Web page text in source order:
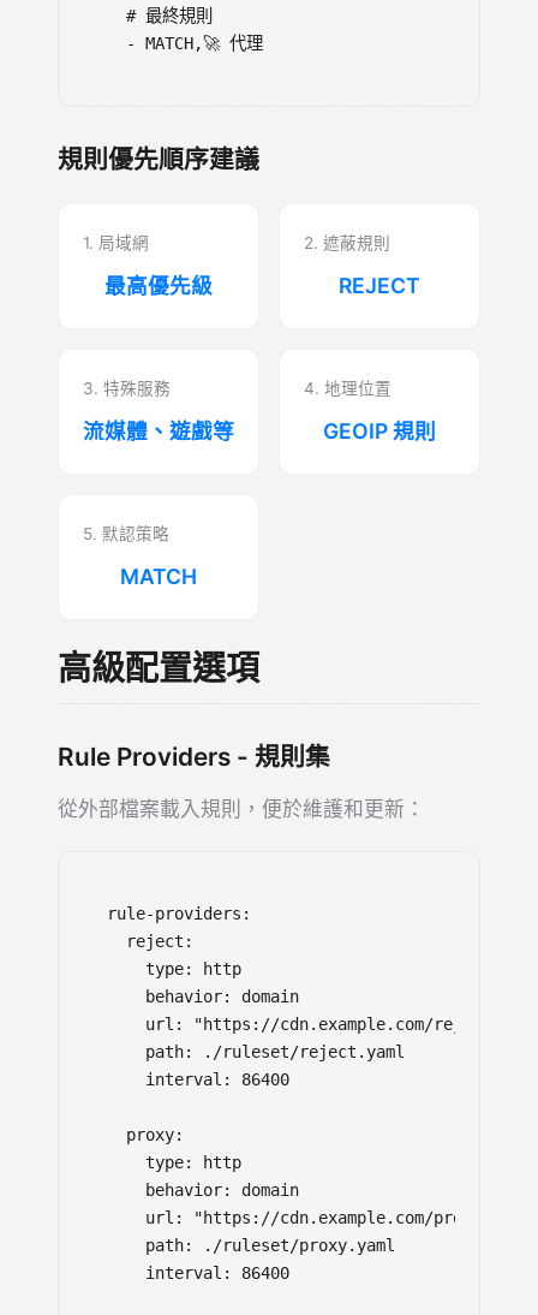
  # 最終規則
  - MATCH,🚀 代理
規則優先順序建議
1. 局域網
最高優先級
2. 遮蔽規則
REJECT
3. 特殊服務
流媒體、遊戲等
4. 地理位置
GEOIP 規則
5. 默認策略
MATCH
高級配置選項
Rule Providers - 規則集
從外部檔案載入規則，便於維護和更新：
rule-providers:
  reject:
    type: http
    behavior: domain
url: "https://cdn.example.com/
    path: ./ruleset/reject.yaml
    interval: 86400
  proxy:
    type: http
    behavior: domain
    url: "https://cdn.example.com/proxy.yaml"
    path: ./ruleset/proxy.yaml
    interval: 86400